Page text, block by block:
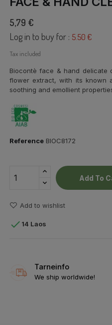
5,79 €
Log in to buy for : 5.50 €
Tax included
Biocontè face & hand
flower extract, with its known
soothing and emollient
Reference BIOC8172
Add To
Add to wishlist
 14 Laos
Tarneinfo
We ship worldwide!